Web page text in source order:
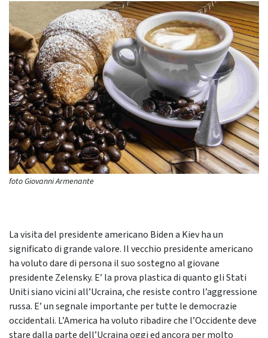
foto Giovanni Armenante
La visita del presidente americano Biden a Kiev ha un
significato di grande valore. Il vecchio presidente americano
ha voluto dare di persona il suo sostegno al giovane
presidente Zelensky. E’ la prova plastica di quanto gli Stati
Uniti siano vicini all’Ucraina, che resiste contro l’aggressione
russa. E’ un segnale importante per tutte le democrazie
occidentali. L’America ha voluto ribadire che l’Occidente deve
stare dalla parte dell’Ucraina oggi ed ancora per molto